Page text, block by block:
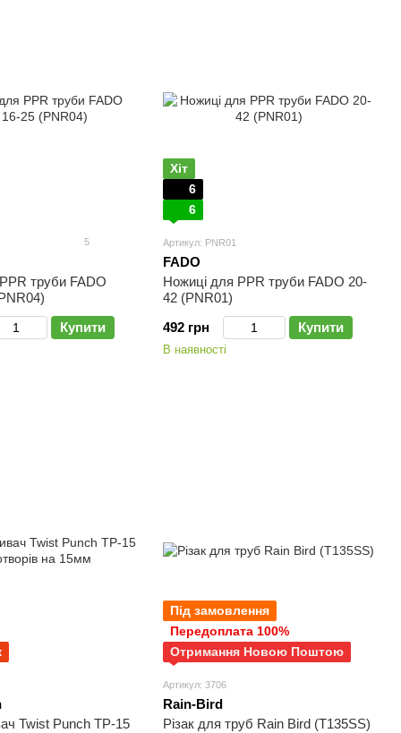
5
труби FADO
Купити
Хіт
6
6
Артикул: PNR01
FADO
Ножиці для PPR труби FADO 20-
42 (PNR01)
492 грн
Купити
В наявності
Twist Punch TP-15
Під замовлення
Передоплата 100%
Отримання Новою Поштою
Артикул: 3706
Rain-Bird
Різак для труб Rain Bird (T135SS)